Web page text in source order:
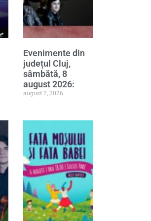
Evenimente din
județul Cluj,
sâmbătă, 8
august 2026:
august 7, 2026